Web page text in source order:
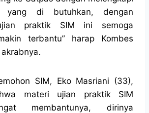
yang di butuhkan, dengan
praktik SIM ini semoga
terbantu” harap Kombes
SIM, Eko Masriani (33),
materi ujian praktik SIM
membantunya, dirinya